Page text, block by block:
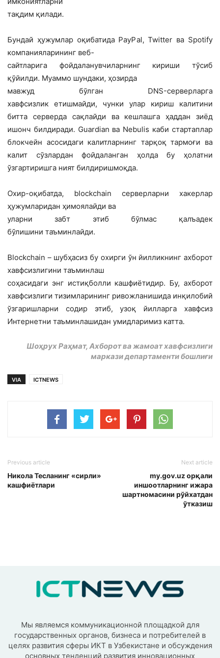
тақдим қилади.
Бундай ҳужумлар оқибатида PayPal, Twitter ва Spotify
компанияларининг веб-
сайтларига фойдаланувчиларнинг кириши тўсиб
қўйилди. Муаммо шундаки, ҳозирда
мавжуд бўлган DNS-серверларга
хавфсизлик етишмайди, чунки улар кириш калитини
битта серверда сақлайди ва кешлашга ҳаддан зиёд
ишонч билдиради. Guardian ва Nebulis каби стартаплар
блокчейн асосидаги калитларнинг тарқоқ тармоғи ва
калит сўзлардан фойдаланган ҳолда бу ҳолатни
ўзгартиришга ният билдиришмоқда.
Охир-оқибатда, blockchain серверларни хакерлар
ҳужумларидан ҳимоялайди ва
уларни забт этиб бўлмас қалъадек
бўлишини таъминлайди.
Blockchain – шубҳасиз бу охирги ўн йилликнинг ахборот
хавфсизлигини таъминлаш
соҳасидаги энг истиқболли кашфиётидир. Бу, ахборот
хавфсизлиги тизимларининг ривожланишида инқилобий
ўзгаришларни содир этиб, узоқ йилларга хавфсиз
Интернетни таъминлашидан умидларимиз катта.
Шоҳрух Раҳмат, Ахборот ва жамоат хавфсизлиги
маркази департаменти бошлиғи
VIA ICTNEWS
Previous article
Никола Тесланинг «сирли»
кашфиётлари
Next article
my.gov.uz орқали
иншоотларнинг ижара
шартномасини рўйхатдан
ўтказиш
Мы являемся коммуникационной площадкой для
государственных органов, бизнеса и потребителей в
целях развития сферы ИКТ в Узбекистане и обсуждения
основных тенденций развития инновационных